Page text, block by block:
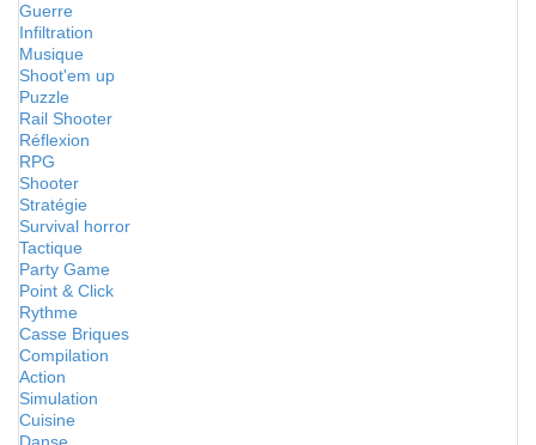
Guerre
Infiltration
Musique
Shoot'em up
Puzzle
Rail Shooter
Réflexion
RPG
Shooter
Stratégie
Survival horror
Tactique
Party Game
Point & Click
Rythme
Casse Briques
Compilation
Action
Simulation
Cuisine